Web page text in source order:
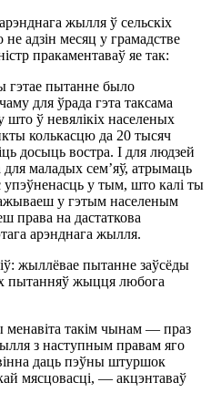
жылля ў сельскіх
адзін месяц у грамадстве
пракаментаваў яе так:
гэтае пытанне было
для ўрада гэта таксама
ў невялікіх населеных
колькасцю да 20 тысяч
досыць востра. І для людзей
маладых сем’яў, атрымаць
у тым, што калі ты
у гэтым населеным
права на дастаткова
арэнднага жылля.
жыллёвае пытанне заўсёды
пытанняў жыцця любога
такім чынам — праз
з наступным правам яго
даць пэўны штуршок
мясцовасці, — акцэнтаваў